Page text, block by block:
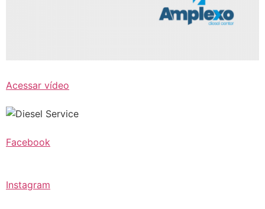
Acessar vídeo
Facebook
Instagram